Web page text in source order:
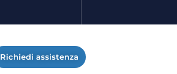
Richiedi assistenza